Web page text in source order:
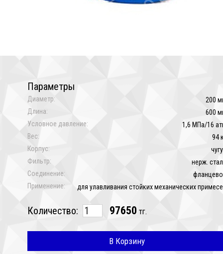
Параметры
Диаметр:
200
Длина:
600
Условное давление:
1,6 МПа/16
Вес:
94
Корпус:
Фильтр:
нерж.
Соединение:
Применение:
для улавливания стойких механических
Количество: 97650 тг.
В Корзину